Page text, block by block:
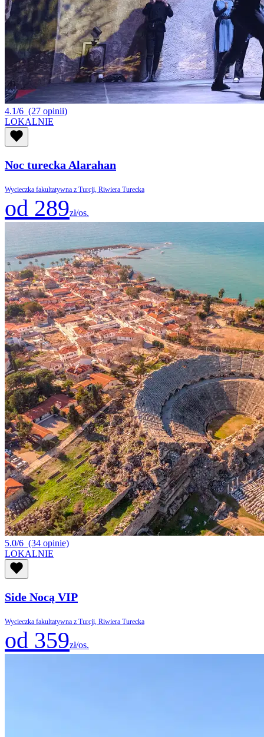
4.1/6 (27 opinii)
LOKALNIE
Noc turecka Alarahan
Wycieczka fakultatywna z Turcji, Riwiera Turecka
od 289zł/os.
5.0/6 (34 opinie)
LOKALNIE
Side Nocą VIP
Wycieczka fakultatywna z Turcji, Riwiera Turecka
od 359zł/os.